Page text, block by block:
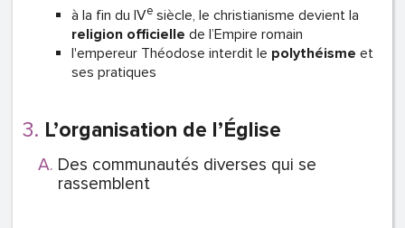
à la fin du IVe siècle, le christianisme devient la
religion officielle de l’Empire romain
l'empereur Théodose interdit le polythéisme et
ses pratiques
L’organisation de l’Église
Des communautés diverses qui se
rassemblent